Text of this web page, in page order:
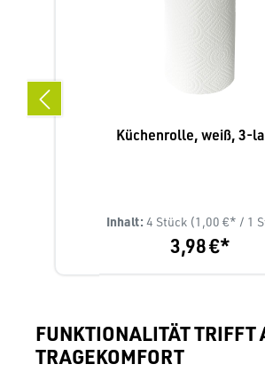
FUNKTIONALITÄT TRIFFT
TRAGEKOMFORT
Küchenrolle, weiß, 3-
Inhalt:4 Stück (1,00 €* / 1
3,98 €*